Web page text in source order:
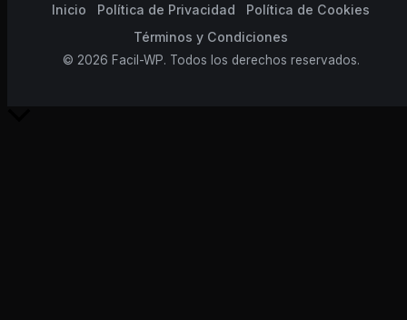
Inicio Política de Privacidad
Política de Cookies
Términos y Condiciones
© 2026 Facil-WP. Todos los derechos reservados.